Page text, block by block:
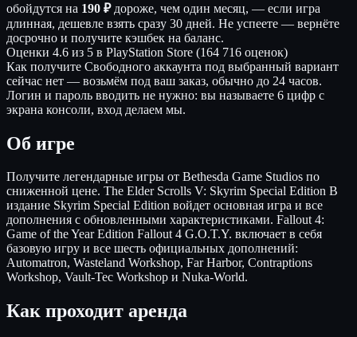
обойдутся на 190 ₽дороже, чем один месяц, — если игра
длинная, дешевле взять сразу 30 дней. Не успеете — вернёте
досрочно и получите кэшбек на баланс.
Оценки 4.6 из 5 в PlayStation Store (164 716 оценок)
Как получите Свободного аккаунта под выбранный вариант
сейчас нет — возьмём под ваш заказ, обычно до 24 часов.
Логин и пароль вводить не нужно: вы называете 6 цифр с
экрана консоли, вход делаем мы.
Об игре
Получите легендарные игры от Bethesda Game Studios по
сниженной цене. The Elder Scrolls V: Skyrim Special Edition В
издание Skyrim Special Edition войдет основная игра и все
дополнения с обновленными характеристиками. Fallout 4:
Game of the Year Edition Fallout 4 G.O.T.Y. включает в себя
базовую игру и все шесть официальных дополнений:
Automatron, Wasteland Workshop, Far Harbor, Contraptions
Workshop, Vault-Tec Workshop и Nuka-World.
Как проходит аренда